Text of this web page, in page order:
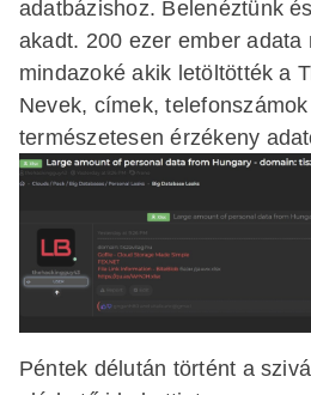
adatbázishoz. Belenéztünk
akadt. 200 ezer ember adata
mindazoké akik letöltötték a
Nevek, címek,
természetesen érzékeny
Péntek délután történt a